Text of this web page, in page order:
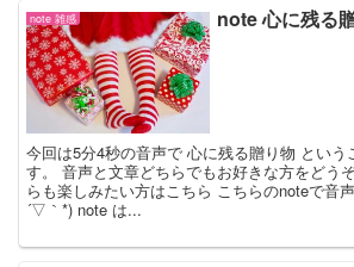
note 雑感 note 心に残る
今回は5分4秒の音声で 心に残る贈り物 という
す。 音声と文章どちらでもお好きな方をどう
らも楽しみたい方はこちら こちらのnoteで音
´▽｀*) note は...